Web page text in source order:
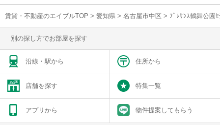
賃貸・不動産のエイブルTOP > 愛知県 > 名古屋市中区 > ﾌﾟﾚｻﾝｽ鶴舞公園
別の探し方でお部屋を探す
沿線・駅から 住所から
店舗を探す 特集一覧
アプリから 物件提案してもらう